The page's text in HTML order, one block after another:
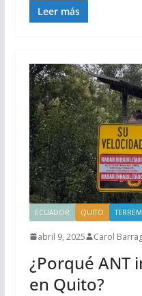
Leer más
ECUADOR QUITO
abril 9, 2025 Carol
¿Porqué ANT
en Quito?